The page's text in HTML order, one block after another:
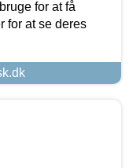
for at få
for at se deres